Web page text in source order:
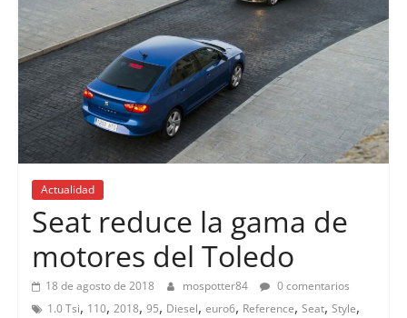
Actualidad
Seat reduce la gama de
motores del Toledo
18 de agosto de 2018 mospotter84
0 comentarios
1.0 Tsi, 110, 2018, 95, Diesel, euro6, Reference, Seat, Style,